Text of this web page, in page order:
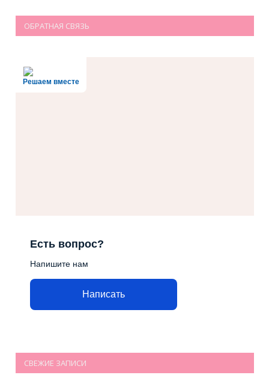
ОБРАТНАЯ СВЯЗЬ
Решаем вместе
Есть вопрос?
Напишите нам
Написать
СВЕЖИЕ ЗАПИСИ